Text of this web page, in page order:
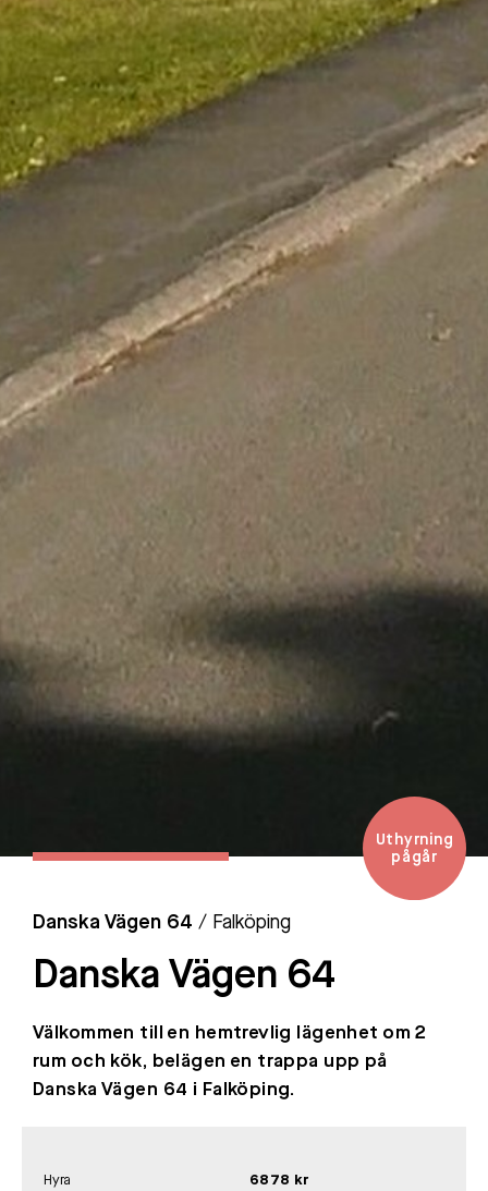
Uthyrning
pågår
Hyra 6878 kr
Danska Vägen 64 / Falköping
Danska Vägen 64
Välkommen till en hemtrevlig lägenhet om 2
rum och kök, belägen en trappa upp på
Danska Vägen 64 i Falköping.